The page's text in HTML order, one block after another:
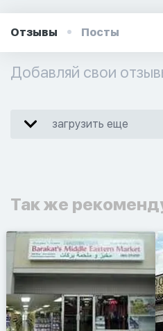
Отзывы Посты
Добавляй свои
загрузить еще
Так же